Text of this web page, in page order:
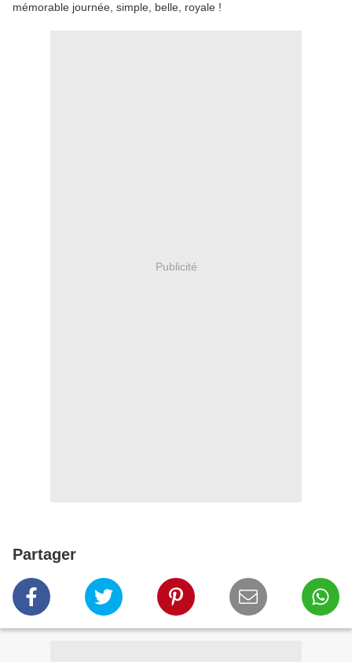
mémorable journée, simple, belle, royale !
Publicité
Partager